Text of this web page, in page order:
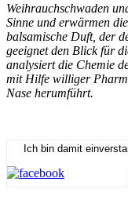
Weihrauchschwaden
Sinne und erwärmen
balsamische Duft, der
geeignet den Blick für
analysiert die Chemie
mit Hilfe williger
Nase herumführt.
Ich bin damit